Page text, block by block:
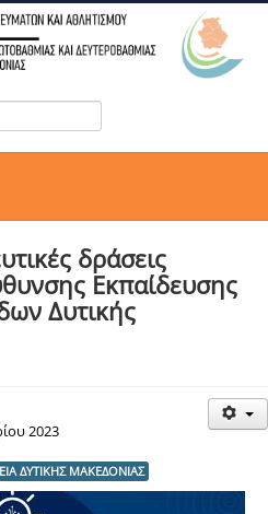
δράσεις
Εκπαίδευσης
Δυτικής
2023
ΔΥΤΙΚΗΣ ΜΑΚΕΔΟΝΙΑΣ